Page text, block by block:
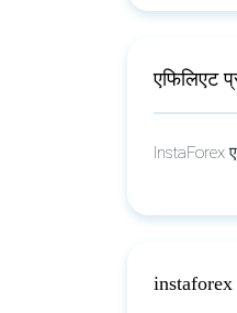
एफिलिएट
InstaForex
instaforex